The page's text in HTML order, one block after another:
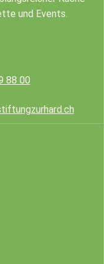
und Events.
88 00